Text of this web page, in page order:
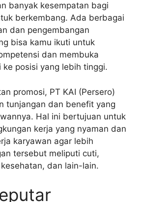
banyak kesempatan bagi
berkembang. Ada berbagai
dan pengembangan
bisa kamu ikuti untuk
dan membuka
ke posisi yang lebih tinggi.
promosi, PT KAI (Persero)
tunjangan dan benefit yang
Hal ini bertujuan untuk
kerja yang nyaman dan
karyawan agar lebih
tersebut meliputi cuti,
dan lain-lain.